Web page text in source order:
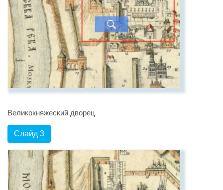
Великокняжеский дворец
Слайд 3